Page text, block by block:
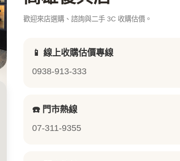
歡迎來店選購、諮詢與二手 3C 收購估價。
📱 線上收購估價專線
0938-913-333
☎️ 門市熱線
07-311-9355